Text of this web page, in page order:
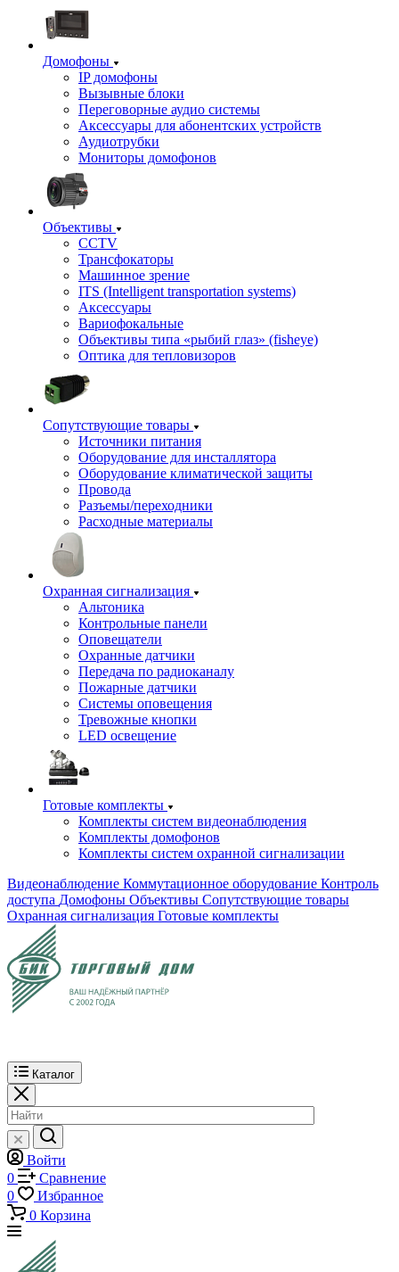
Домофоны
IP домофоны
Вызывные блоки
Переговорные аудио системы
Аксессуары для абонентских устройств
Аудиотрубки
Мониторы домофонов
Объективы
CCTV
Трансфокаторы
Машинное зрение
ITS (Intelligent transportation systems)
Аксессуары
Вариофокальные
Объективы типа «рыбий глаз» (fisheye)
Оптика для тепловизоров
Сопутствующие товары
Источники питания
Оборудование для инсталлятора
Оборудование климатической защиты
Провода
Разъемы/переходники
Расходные материалы
Охранная сигнализация
Альтоника
Контрольные панели
Оповещатели
Охранные датчики
Передача по радиоканалу
Пожарные датчики
Системы оповещения
Тревожные кнопки
LED освещение
Готовые комплекты
Комплекты систем видеонаблюдения
Комплекты домофонов
Комплекты систем охранной сигнализации
Видеонаблюдение Коммутационное оборудование Контроль
доступа Домофоны Объективы Сопутствующие товары
Охранная сигнализация Готовые комплекты
Каталог
Войти
0
Сравнение
0
Избранное
0 Корзина